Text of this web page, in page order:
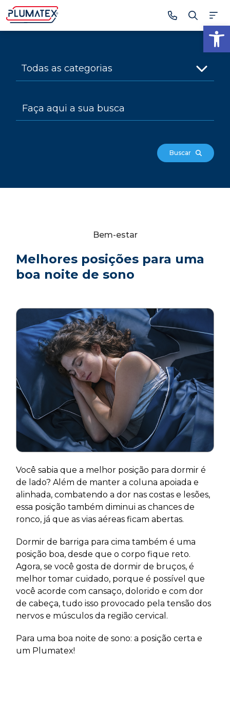
Buscar
Bem-estar
Melhores posições para uma
boa noite de sono
Você sabia que a melhor posição para dormir é
de lado? Além de manter a coluna apoiada e
alinhada, combatendo a dor nas costas e lesões,
essa posição também diminui as chances de
ronco, já que as vias aéreas ficam abertas.
Dormir de barriga para cima também é uma
posição boa, desde que o corpo fique reto.
Agora, se você gosta de dormir de bruços, é
melhor tomar cuidado, porque é possível que
você acorde com cansaço, dolorido e com dor
de cabeça, tudo isso provocado pela tensão dos
nervos e músculos da região cervical.
Para uma boa noite de sono: a posição certa e
um Plumatex!